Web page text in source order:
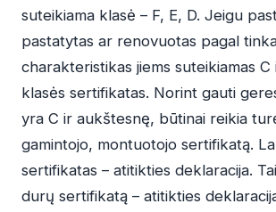
suteikiama klasė – F, E, D. Jeigu
pastatytas ar renovuotas pagal
charakteristikas jiems suteikiamas
klasės sertifikatas. Norint gauti
yra C ir aukštesnę, būtinai reikia
gamintojo, montuotojo sertifikatą.
sertifikatas – atitikties deklaracija.
durų sertifikatą – atitikties